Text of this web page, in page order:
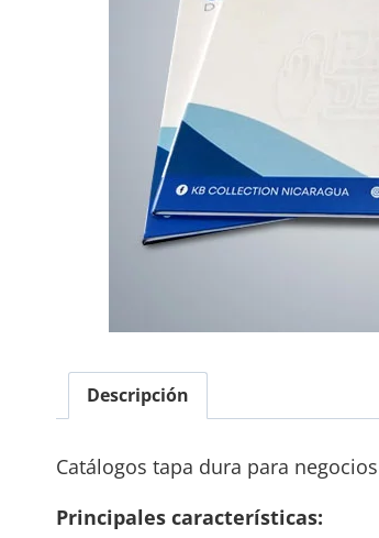
Descripción
Catálogos tapa dura para
Principales características: